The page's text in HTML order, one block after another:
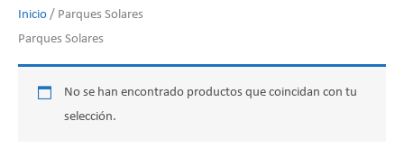
Inicio / Parques Solares
Parques Solares
No se han encontrado productos que coincidan con tu
selección.